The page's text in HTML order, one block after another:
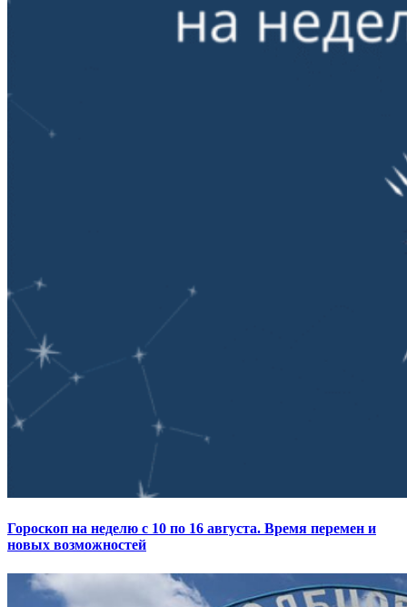
Гороскоп на неделю с 10 по 16 августа. Время перемен и
новых возможностей